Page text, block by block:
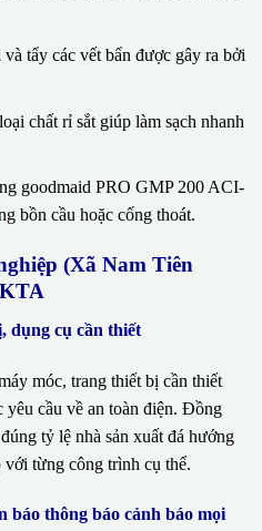
tẩy các vết bẩn được gây ra bởi
chất rỉ sắt giúp làm sạch nhanh
goodmaid PRO GMP 200 ACI-
bồn cầu hoặc cống thoát.
(Xã Nam Tiên
dụng cụ cần thiết
móc, trang thiết bị cần thiết
yêu cầu về an toàn điện. Đồng
tỷ lệ nhà sản xuất đá hướng
từng công trình cụ thể.
báo thông báo cảnh báo mọi